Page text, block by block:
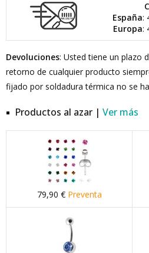
España:
Europa:
Devoluciones: Usted tiene un plazo
retorno de cualquier producto
fijado por soldadura térmica no se
Productos al azar | Ver más
79,90 € Preventa